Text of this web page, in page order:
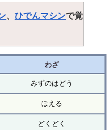
、ひでんマシンで覚
わざ
みずのはどう
ほえる
どくどく